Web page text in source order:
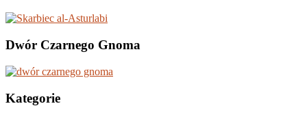
Dwór Czarnego Gnoma
Kategorie